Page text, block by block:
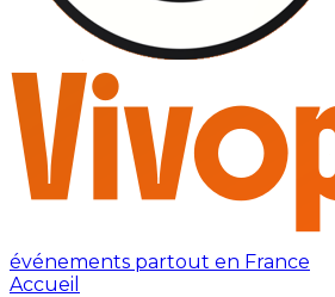
événements partout en France
Accueil